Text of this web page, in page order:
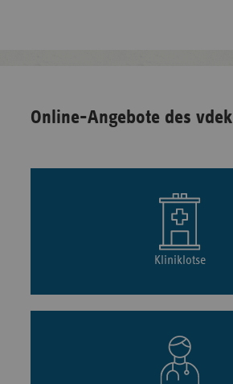
Online-Angebote des vdek
Kliniklotse